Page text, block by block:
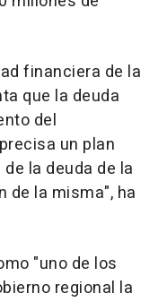
financiera de la
que la deuda
del
un plan
la deuda de la
de la misma", ha
"uno de los
regional la